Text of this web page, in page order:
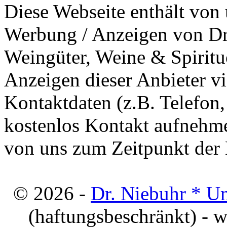
Diese Webseite enthält
Werbung / Anzeigen von
Weingüter, Weine &
Anzeigen dieser Anbieter
Kontaktdaten (z.B.
kostenlos Kontakt
von uns zum Zeitpunkt
© 2026 - Dr. Niebuhr *
(haftungsbeschränkt) -